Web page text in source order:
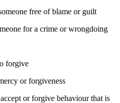
free of blame or guilt
for a crime or wrongdoing
forgive
or forgiveness
or forgive behaviour that is